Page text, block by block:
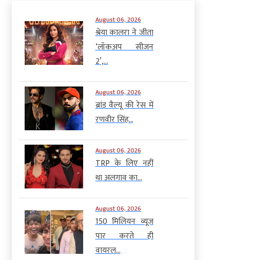
August 06, 2026
श्रेया कालरा ने जीता
‘लॉकअप सीजन
2’,...
August 06, 2026
ब्रांड वैल्यू की रेस में
रणवीर सिंह...
August 06, 2026
TRP के लिए नहीं
था अलगाव का...
August 06, 2026
150 मिलियन व्यूज
पार करते ही
वायरल...